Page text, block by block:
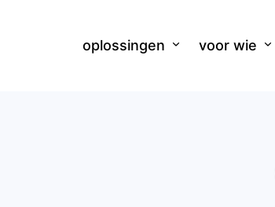
oplossingen voor wie